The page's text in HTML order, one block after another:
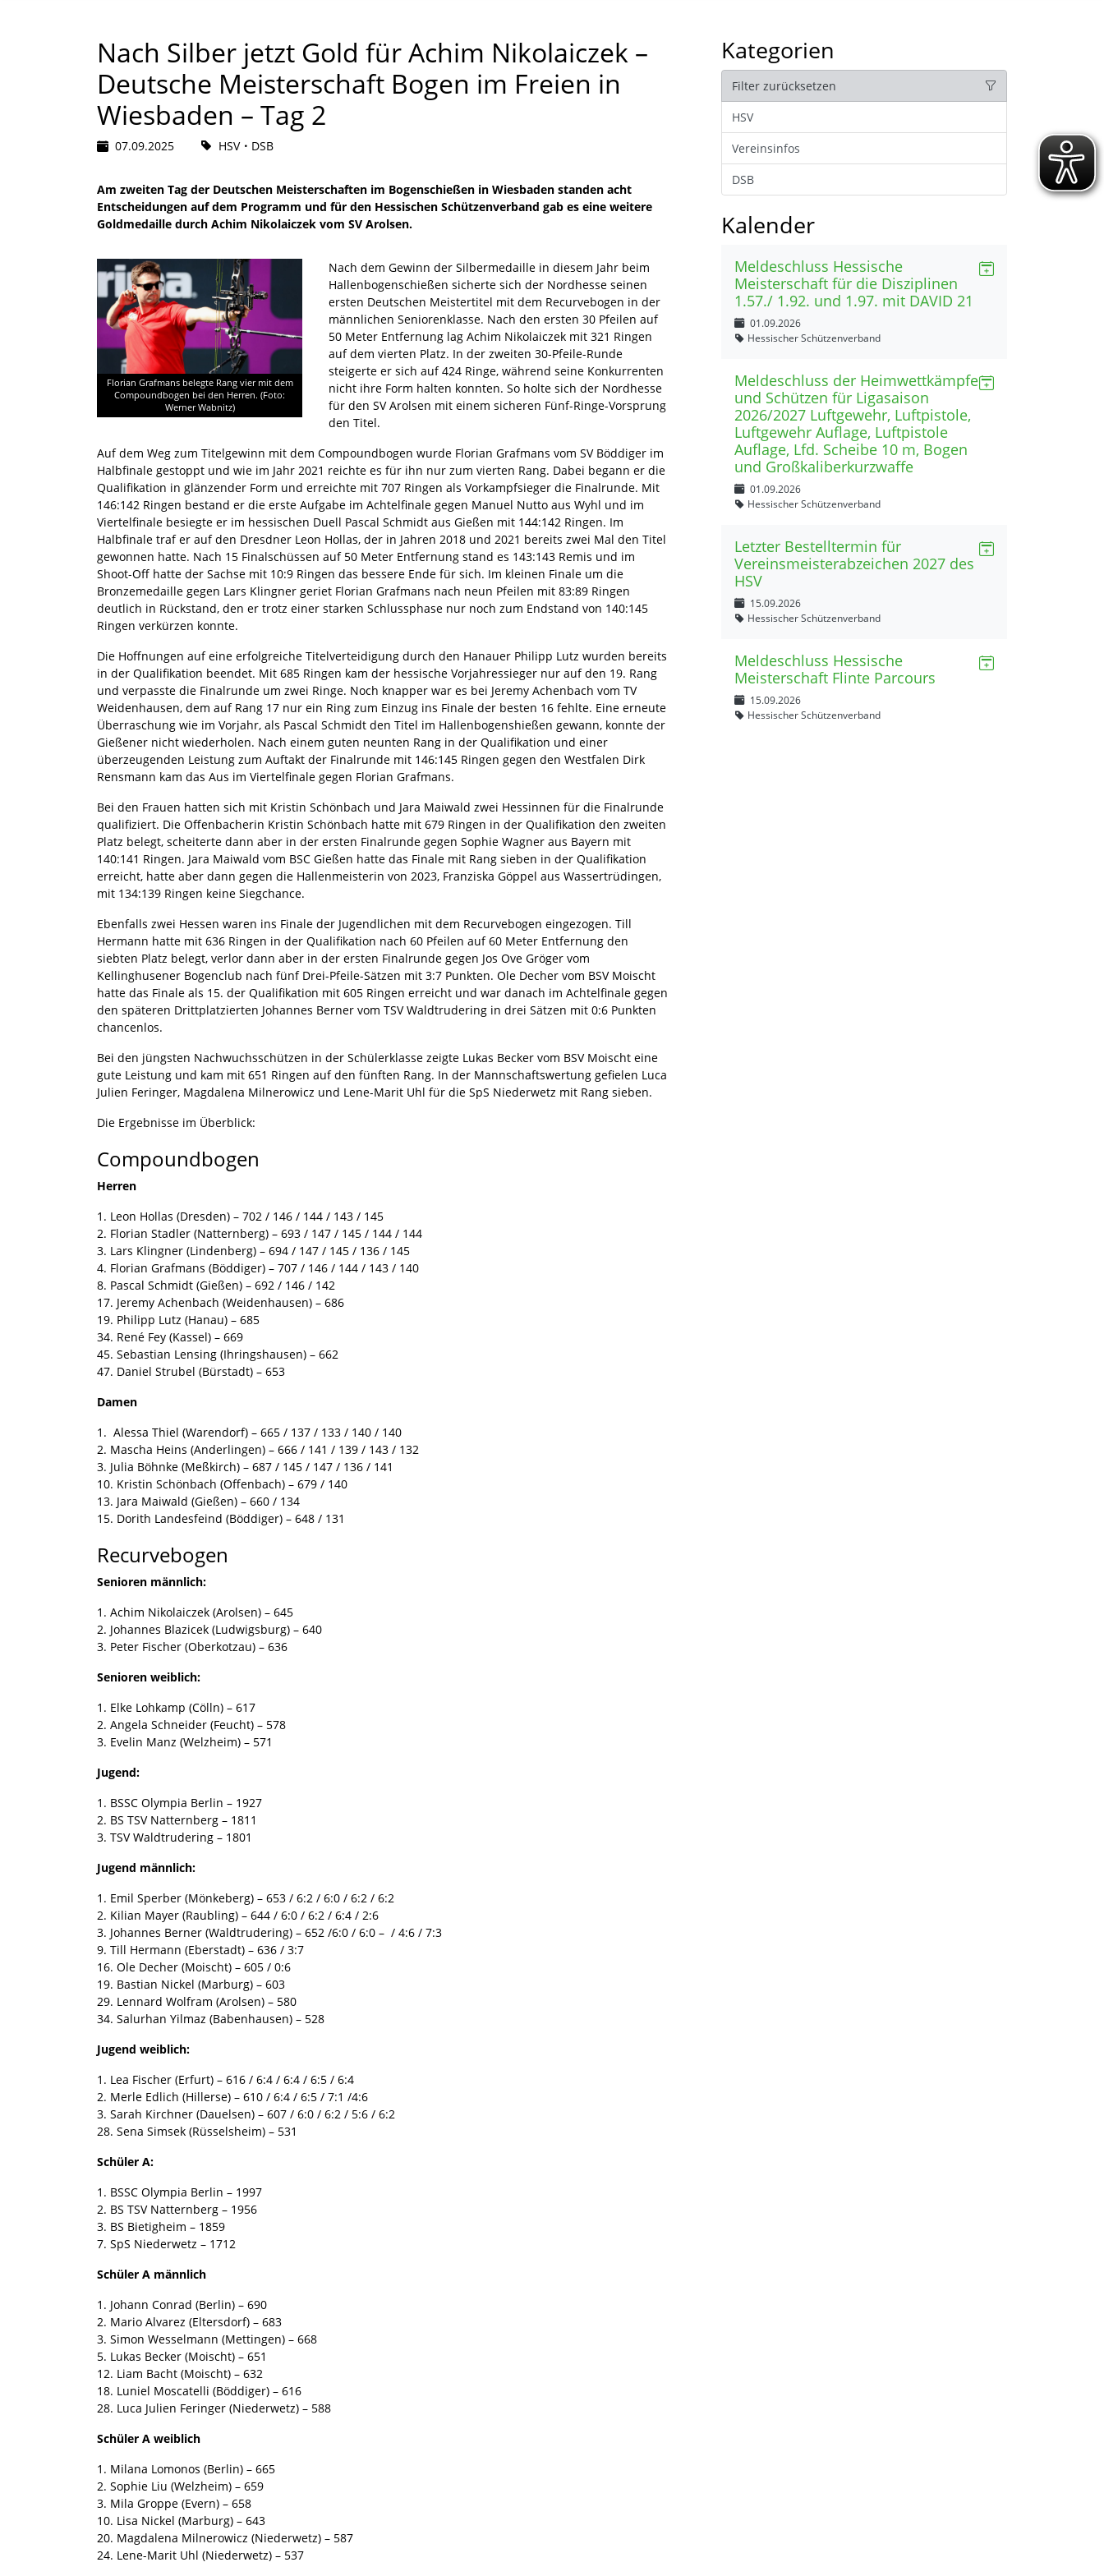
Nach Silber jetzt Gold für Achim Nikolaiczek –
Deutsche Meisterschaft Bogen im Freien in
Wiesbaden – Tag 2
07.09.2025 HSV DSB
Am zweiten Tag der Deutschen Meisterschaften im Bogenschießen in Wiesbaden standen acht
Entscheidungen auf dem Programm und für den Hessischen Schützenverband gab es eine weitere
Goldmedaille durch Achim Nikolaiczek vom SV Arolsen.
Florian Grafmans belegte Rang vier mit dem
Compoundbogen bei den Herren. (Foto:
Werner Wabnitz)
Nach dem Gewinn der Silbermedaille in diesem Jahr beim
Hallenbogenschießen sicherte sich der Nordhesse seinen
ersten Deutschen Meistertitel mit dem Recurvebogen in der
männlichen Seniorenklasse. Nach den ersten 30 Pfeilen auf
50 Meter Entfernung lag Achim Nikolaiczek mit 321 Ringen
auf dem vierten Platz. In der zweiten 30-Pfeile-Runde
steigerte er sich auf 424 Ringe, während seine Konkurrenten
nicht ihre Form halten konnten. So holte sich der Nordhesse
für den SV Arolsen mit einem sicheren Fünf-Ringe-Vorsprung
den Titel.
Auf dem Weg zum Titelgewinn mit dem Compoundbogen wurde Florian Grafmans vom SV Böddiger im
Halbfinale gestoppt und wie im Jahr 2021 reichte es für ihn nur zum vierten Rang. Dabei begann er die
Qualifikation in glänzender Form und erreichte mit 707 Ringen als Vorkampfsieger die Finalrunde. Mit
146:142 Ringen bestand er die erste Aufgabe im Achtelfinale gegen Manuel Nutto aus Wyhl und im
Viertelfinale besiegte er im hessischen Duell Pascal Schmidt aus Gießen mit 144:142 Ringen. Im
Halbfinale traf er auf den Dresdner Leon Hollas, der in Jahren 2018 und 2021 bereits zwei Mal den Titel
gewonnen hatte. Nach 15 Finalschüssen auf 50 Meter Entfernung stand es 143:143 Remis und im
Shoot-Off hatte der Sachse mit 10:9 Ringen das bessere Ende für sich. Im kleinen Finale um die
Bronzemedaille gegen Lars Klingner geriet Florian Grafmans nach neun Pfeilen mit 83:89 Ringen
deutlich in Rückstand, den er trotz einer starken Schlussphase nur noch zum Endstand von 140:145
Ringen verkürzen konnte.
Die Hoffnungen auf eine erfolgreiche Titelverteidigung durch den Hanauer Philipp Lutz wurden bereits
in der Qualifikation beendet. Mit 685 Ringen kam der hessische Vorjahressieger nur auf den 19. Rang
und verpasste die Finalrunde um zwei Ringe. Noch knapper war es bei Jeremy Achenbach vom TV
Weidenhausen, dem auf Rang 17 nur ein Ring zum Einzug ins Finale der besten 16 fehlte. Eine erneute
Überraschung wie im Vorjahr, als Pascal Schmidt den Titel im Hallenbogenshießen gewann, konnte der
Gießener nicht wiederholen. Nach einem guten neunten Rang in der Qualifikation und einer
überzeugenden Leistung zum Auftakt der Finalrunde mit 146:145 Ringen gegen den Westfalen Dirk
Rensmann kam das Aus im Viertelfinale gegen Florian Grafmans.
Bei den Frauen hatten sich mit Kristin Schönbach und Jara Maiwald zwei Hessinnen für die Finalrunde
qualifiziert. Die Offenbacherin Kristin Schönbach hatte mit 679 Ringen in der Qualifikation den zweiten
Platz belegt, scheiterte dann aber in der ersten Finalrunde gegen Sophie Wagner aus Bayern mit
140:141 Ringen. Jara Maiwald vom BSC Gießen hatte das Finale mit Rang sieben in der Qualifikation
erreicht, hatte aber dann gegen die Hallenmeisterin von 2023, Franziska Göppel aus Wassertrüdingen,
mit 134:139 Ringen keine Siegchance.
Ebenfalls zwei Hessen waren ins Finale der Jugendlichen mit dem Recurvebogen eingezogen. Till
Hermann hatte mit 636 Ringen in der Qualifikation nach 60 Pfeilen auf 60 Meter Entfernung den
siebten Platz belegt, verlor dann aber in der ersten Finalrunde gegen Jos Ove Gröger vom
Kellinghusener Bogenclub nach fünf Drei-Pfeile-Sätzen mit 3:7 Punkten. Ole Decher vom BSV Moischt
hatte das Finale als 15. der Qualifikation mit 605 Ringen erreicht und war danach im Achtelfinale gegen
den späteren Drittplatzierten Johannes Berner vom TSV Waldtrudering in drei Sätzen mit 0:6 Punkten
chancenlos.
Bei den jüngsten Nachwuchsschützen in der Schülerklasse zeigte Lukas Becker vom BSV Moischt eine
gute Leistung und kam mit 651 Ringen auf den fünften Rang. In der Mannschaftswertung gefielen Luca
Julien Feringer, Magdalena Milnerowicz und Lene-Marit Uhl für die SpS Niederwetz mit Rang sieben.
Die Ergebnisse im Überblick:
Compoundbogen
Herren
1. Leon Hollas (Dresden) – 702 / 146 / 144 / 143 / 145
2. Florian Stadler (Natternberg) – 693 / 147 / 145 / 144 / 144
3. Lars Klingner (Lindenberg) – 694 / 147 / 145 / 136 / 145
4. Florian Grafmans (Böddiger) – 707 / 146 / 144 / 143 / 140
8. Pascal Schmidt (Gießen) – 692 / 146 / 142
17. Jeremy Achenbach (Weidenhausen) – 686
19. Philipp Lutz (Hanau) – 685
34. René Fey (Kassel) – 669
45. Sebastian Lensing (Ihringshausen) – 662
47. Daniel Strubel (Bürstadt) – 653
Damen
1. Alessa Thiel (Warendorf) – 665 / 137 / 133 / 140 / 140
2. Mascha Heins (Anderlingen) – 666 / 141 / 139 / 143 / 132
3. Julia Böhnke (Meßkirch) – 687 / 145 / 147 / 136 / 141
10. Kristin Schönbach (Offenbach) – 679 / 140
13. Jara Maiwald (Gießen) – 660 / 134
15. Dorith Landesfeind (Böddiger) – 648 / 131
Recurvebogen
Senioren männlich:
1. Achim Nikolaiczek (Arolsen) – 645
2. Johannes Blazicek (Ludwigsburg) – 640
3. Peter Fischer (Oberkotzau) – 636
Senioren weiblich:
1. Elke Lohkamp (Cölln) – 617
2. Angela Schneider (Feucht) – 578
3. Evelin Manz (Welzheim) – 571
Jugend:
1. BSSC Olympia Berlin – 1927
2. BS TSV Natternberg – 1811
3. TSV Waldtrudering – 1801
Jugend männlich:
1. Emil Sperber (Mönkeberg) – 653 / 6:2 / 6:0 / 6:2 / 6:2
2. Kilian Mayer (Raubling) – 644 / 6:0 / 6:2 / 6:4 / 2:6
3. Johannes Berner (Waldtrudering) – 652 /6:0 / 6:0 – / 4:6 / 7:3
9. Till Hermann (Eberstadt) – 636 / 3:7
16. Ole Decher (Moischt) – 605 / 0:6
19. Bastian Nickel (Marburg) – 603
29. Lennard Wolfram (Arolsen) – 580
34. Salurhan Yilmaz (Babenhausen) – 528
Jugend weiblich:
1. Lea Fischer (Erfurt) – 616 / 6:4 / 6:4 / 6:5 / 6:4
2. Merle Edlich (Hillerse) – 610 / 6:4 / 6:5 / 7:1 /4:6
3. Sarah Kirchner (Dauelsen) – 607 / 6:0 / 6:2 / 5:6 / 6:2
28. Sena Simsek (Rüsselsheim) – 531
Schüler A:
1. BSSC Olympia Berlin – 1997
2. BS TSV Natternberg – 1956
3. BS Bietigheim – 1859
7. SpS Niederwetz – 1712
Schüler A männlich
1. Johann Conrad (Berlin) – 690
2. Mario Alvarez (Eltersdorf) – 683
3. Simon Wesselmann (Mettingen) – 668
5. Lukas Becker (Moischt) – 651
12. Liam Bacht (Moischt) – 632
18. Luniel Moscatelli (Böddiger) – 616
28. Luca Julien Feringer (Niederwetz) – 588
Schüler A weiblich
1. Milana Lomonos (Berlin) – 665
2. Sophie Liu (Welzheim) – 659
3. Mila Groppe (Evern) – 658
10. Lisa Nickel (Marburg) – 643
20. Magdalena Milnerowicz (Niederwetz) – 587
24. Lene-Marit Uhl (Niederwetz) – 537
Kategorien
Filter zurücksetzen
HSV
Vereinsinfos
DSB
Kalender
Meldeschluss Hessische
Meisterschaft für die Disziplinen
1.57./ 1.92. und 1.97. mit DAVID 21
01.09.2026
Hessischer Schützenverband
Meldeschluss der Heimwettkämpfe
und Schützen für Ligasaison
2026/2027 Luftgewehr, Luftpistole,
Luftgewehr Auflage, Luftpistole
Auflage, Lfd. Scheibe 10 m, Bogen
und Großkaliberkurzwaffe
01.09.2026
Hessischer Schützenverband
Letzter Bestelltermin für
Vereinsmeisterabzeichen 2027 des
HSV
15.09.2026
Hessischer Schützenverband
Meldeschluss Hessische
Meisterschaft Flinte Parcours
15.09.2026
Hessischer Schützenverband